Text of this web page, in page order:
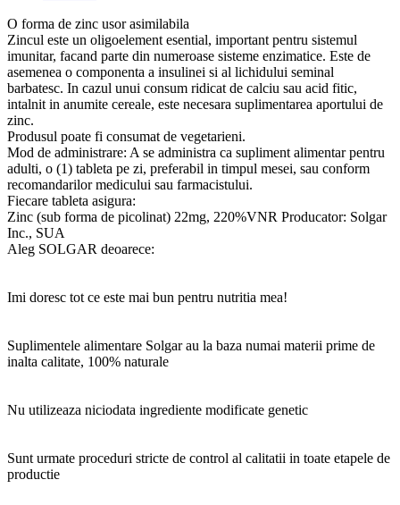
O forma de zinc usor asimilabila
Zincul este un oligoelement esential, important pentru sistemul
imunitar, facand parte din numeroase sisteme enzimatice. Este de
asemenea o componenta a insulinei si al lichidului seminal
barbatesc. In cazul unui consum ridicat de calciu sau acid fitic,
intalnit in anumite cereale, este necesara suplimentarea aportului de
zinc.
Produsul poate fi consumat de vegetarieni.
Mod de administrare: A se administra ca supliment alimentar pentru
adulti, o (1) tableta pe zi, preferabil in timpul mesei, sau conform
recomandarilor medicului sau farmacistului.
Fiecare tableta asigura:
Zinc (sub forma de picolinat) 22mg, 220%VNR Producator: Solgar
Inc., SUA
Aleg SOLGAR deoarece:
Imi doresc tot ce este mai bun pentru nutritia mea!
Suplimentele alimentare Solgar au la baza numai materii prime de
inalta calitate, 100% naturale
Nu utilizeaza niciodata ingrediente modificate genetic
Sunt urmate proceduri stricte de control al calitatii in toate etapele de
productie